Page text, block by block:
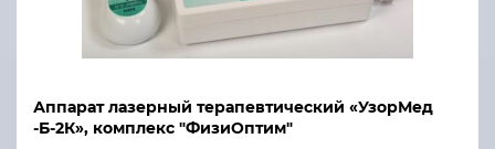
Аппарат лазерный терапевтический «УзорМед
-Б-2К», комплекс "ФизиОптим"